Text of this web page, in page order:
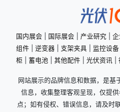
国内展会 国际展会 产业研究
组件
逆变器 支架夹具 监控设备
柜
蓄电池 其他配件 光伏资讯
网站展示的品牌信息和数据，是基
信息，收集整理客观呈现，仅提
点；如有侵权、错误信息，请及时